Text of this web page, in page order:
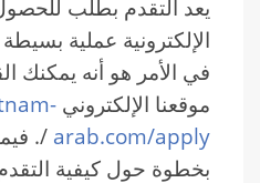
يعد التقدم بطلب
الإلكترونية عملية
في الأمر هو أنه يمكنك
موقعنا الإلكتروني
arab.com/apply
/.
بخطوة حول كيفية